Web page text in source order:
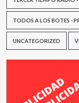
TODOS A LOS BOTES -
UNCATEGORIZED